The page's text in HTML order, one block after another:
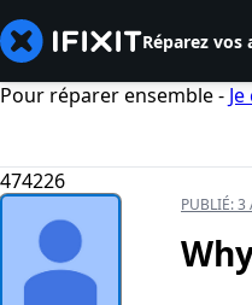
Réparez vos
Pour réparer ensemble -
474226
PUBLIÉ:3